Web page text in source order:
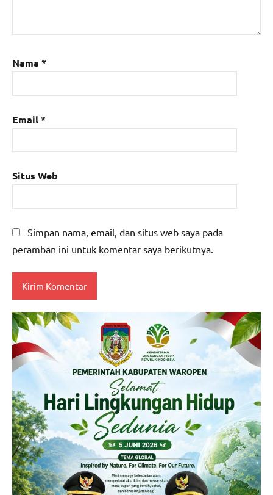
Nama *
Email*
Situs Web
Simpan nama, email, dan situs web saya pada
peramban ini untuk komentar saya berikutnya.